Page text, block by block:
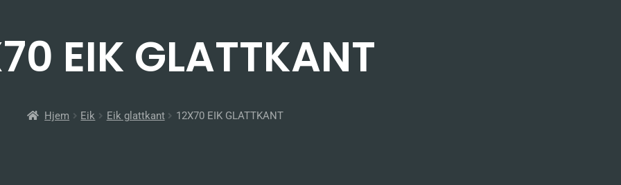
EIK GLATTKANT
Hjem Eik Eik glattkant 12X70 EIK GLATTKANT